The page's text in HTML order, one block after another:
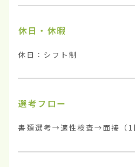
休日・休暇
休日：シフト制
選考フロー
書類選考→適性検査→面接（